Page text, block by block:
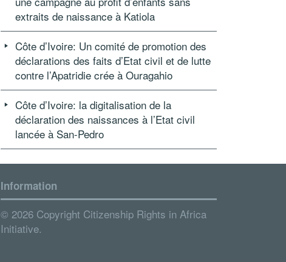
extraits de naissance à Katiola
Côte d’Ivoire: Un comité de promotion des
déclarations des faits d’Etat civil et de lutte
contre l’Apatridie crée à Ouragahio
Côte d’Ivoire: la digitalisation de la
déclaration des naissances à l’Etat civil
lancée à San-Pedro
Information
© 2026 Copyright Citizenship Rights in Africa
Initiative.